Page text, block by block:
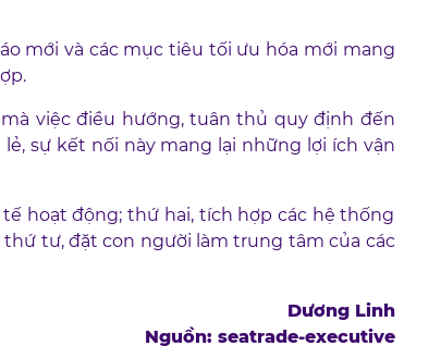
mới và các mục tiêu tối ưu hóa mới mang
việc điều hướng, tuân thủ quy định đến
sự kết nối này mang lại những lợi ích vận
hoạt động; thứ hai, tích hợp các hệ thống
tư, đặt con người làm trung tâm của các
Dương Linh
Nguồn: seatrade-executive